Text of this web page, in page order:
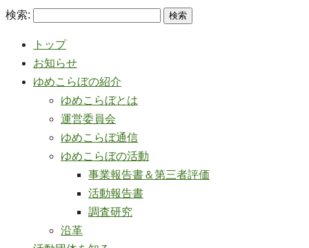
検索:
トップ
お知らせ
ゆめこらぼの紹介
ゆめこらぼとは
運営委員会
ゆめこらぼ通信
ゆめこらぼの活動
事業報告書＆第三者評価
活動報告書
調査研究
沿革